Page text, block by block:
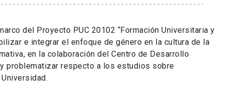
del Proyecto PUC 20102 “Formación Universitaria y
e integrar el enfoque de género en la cultura de la
en la colaboración del Centro de Desarrollo
problematizar respecto a los estudios sobre